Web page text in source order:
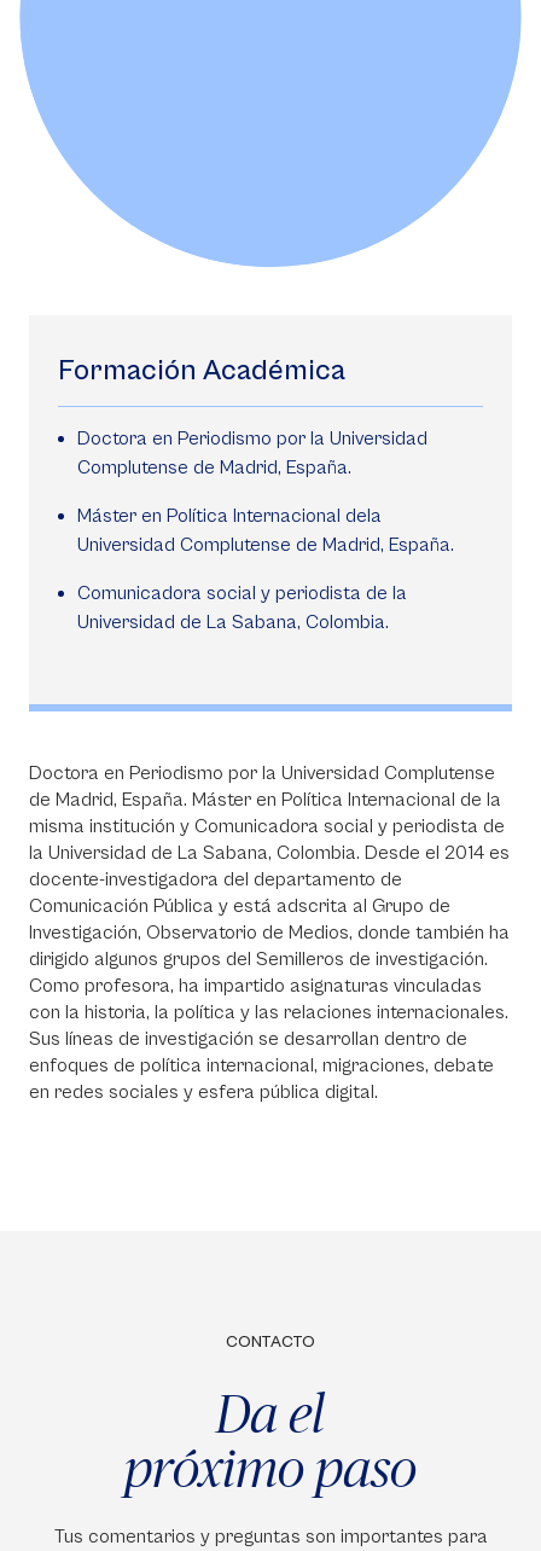
Formación Académica
Doctora en Periodismo por la Universidad
Complutense de Madrid, España.
Máster en Política Internacional dela
Universidad Complutense de Madrid, España.
Comunicadora social y periodista de la
Universidad de La Sabana, Colombia.
Doctora en Periodismo por la Universidad Complutense
de Madrid, España. Máster en Política Internacional de la
misma institución y Comunicadora social y periodista de
la Universidad de La Sabana, Colombia. Desde el 2014 es
docente-investigadora del departamento de
Comunicación Pública y está adscrita al Grupo de
Investigación, Observatorio de Medios, donde también ha
dirigido algunos grupos del Semilleros de investigación.
Como profesora, ha impartido asignaturas vinculadas
con la historia, la política y las relaciones internacionales.
Sus líneas de investigación se desarrollan dentro de
enfoques de política internacional, migraciones, debate
en redes sociales y esfera pública digital.
CONTACTO
Da el
próximo paso
Tus comentarios y preguntas son importantes para